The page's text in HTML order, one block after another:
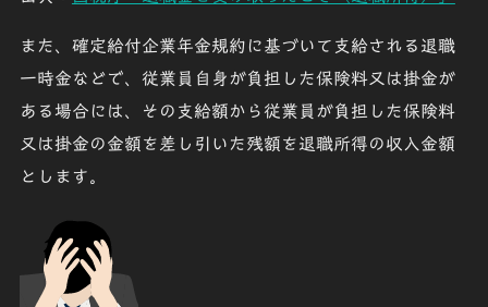
また、 確定給付企業年金規約に基づいて支給される退職
一時金などで、従業員自身が負担した保険料又は掛金が
ある場合には、その支給額から従業員が負担した保険料
又は掛金の金額を差し引いた残額を退職所得の収入金額
とします。